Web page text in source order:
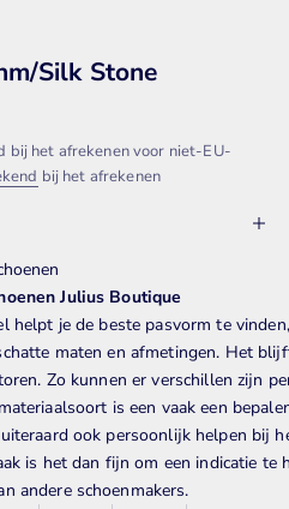
Silk Stone
bij het afrekenen voor niet-EU-
bij het afrekenen
Julius Boutique
helpt je de beste pasvorm te
maten en afmetingen. Het
Zo kunnen er verschillen zijn
is een vaak een
ook persoonlijk helpen bij
is het dan fijn om een indicatie te
andere schoenmakers.